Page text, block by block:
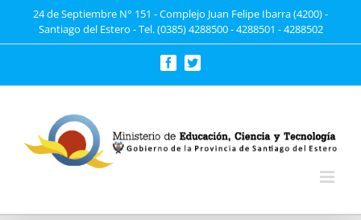
24 de Septiembre N° 151 - Complejo Juan Felipe Ibarra (4200) -
Santiago del Estero - Tel. (0385) 4288500 - 4288501 - 4288502
FacebookTwitter